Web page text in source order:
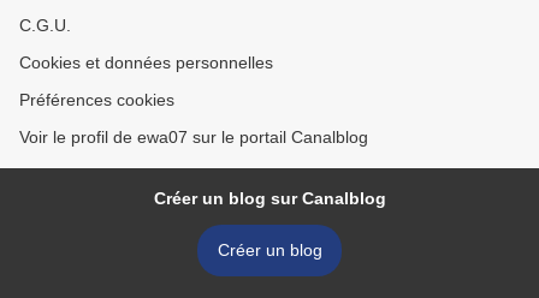
C.G.U.
Cookies et données personnelles
Préférences cookies
Voir le profil de ewa07 sur le portail Canalblog
Créer un blog sur Canalblog
Créer un blog